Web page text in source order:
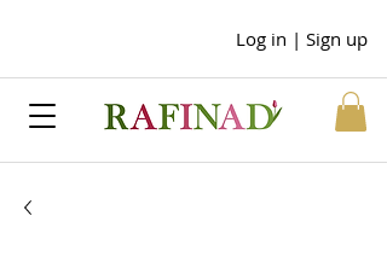
Log in | Sign up